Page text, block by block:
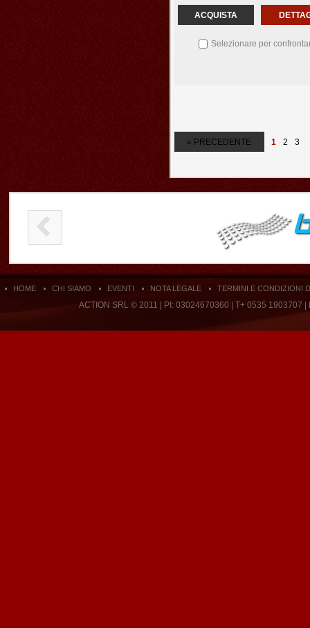
ACQUISTA
Selezionare per
« PRECEDENTE 1 2 3
HOME CHI SIAMO EVENTI NOTA LEGALE TERMINI E CONDIZIONI
ACTION SRL © 2011 | PI: 03024670360 | T+ 0535